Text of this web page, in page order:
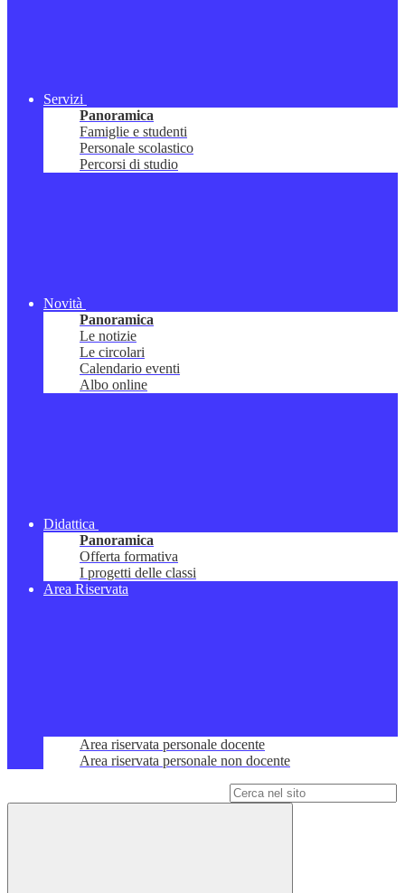
Servizi
Panoramica
Famiglie e studenti
Personale scolastico
Percorsi di studio
Novità
Panoramica
Le notizie
Le circolari
Calendario eventi
Albo online
Didattica
Panoramica
Offerta formativa
I progetti delle classi
Area Riservata
Area riservata personale docente
Area riservata personale non docente